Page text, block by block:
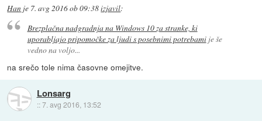
Han je 7. avg 2016 ob 09:38izjavil:
Brezplačna nadgradnja na Windows 10 za stranke, ki
uporabljajo pripomočke za ljudi s posebnimi potrebamije še
vedno na voljo...
na srečo tole nima časovne omejitve.
Lonsarg
::7. avg 2016, 13:52